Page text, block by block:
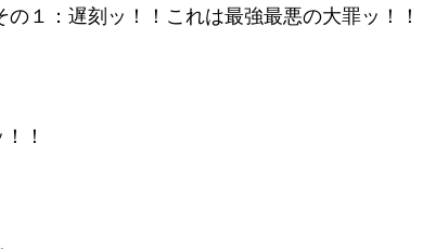
１：遅刻ッ！！これは最強最悪の大罪ッ！！
！